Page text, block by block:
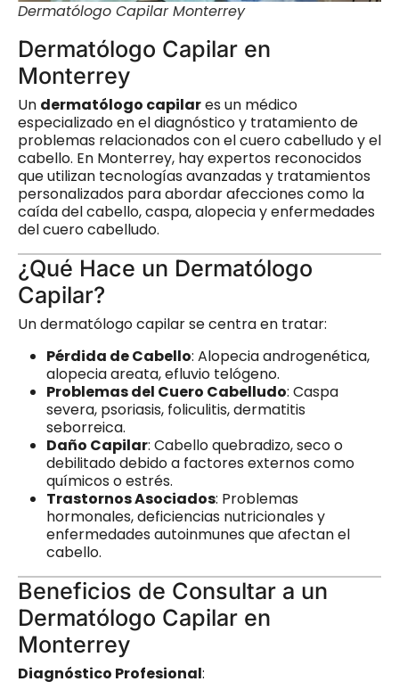
Dermatólogo Capilar Monterrey
Dermatólogo Capilar en
Monterrey
Un dermatólogo capilares un médico
especializado en el diagnóstico y tratamiento de
problemas relacionados con el cuero cabelludo y el
cabello. En Monterrey, hay expertos reconocidos
que utilizan tecnologías avanzadas y tratamientos
personalizados para abordar afecciones como la
caída del cabello, caspa, alopecia y enfermedades
del cuero cabelludo.
¿Qué Hace un Dermatólogo
Capilar?
Un dermatólogo capilar se centra en tratar:
Pérdida de Cabello: Alopecia androgenética,
alopecia areata, efluvio telógeno.
Problemas del Cuero Cabelludo: Caspa
severa, psoriasis, foliculitis, dermatitis
seborreica.
Daño Capilar: Cabello quebradizo, seco o
debilitado debido a factores externos como
químicos o estrés.
Trastornos Asociados: Problemas
hormonales, deficiencias nutricionales y
enfermedades autoinmunes que afectan el
cabello.
Beneficios de Consultar a un
Dermatólogo Capilar en
Monterrey
Diagnóstico Profesional: